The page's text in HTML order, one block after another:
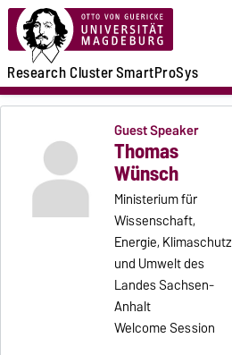
ResearchClusterSmartProSys
Guest Speaker
Thomas
Wünsch
Ministerium für
Wissenschaft,
Energie, Klimaschutz
und Umwelt des
Landes Sachsen-​
Anhalt
Welcome Session